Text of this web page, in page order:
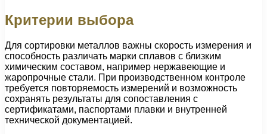
Критерии выбора
Для сортировки металлов важны скорость измерения и
способность различать марки сплавов с близким
химическим составом, например нержавеющие и
жаропрочные стали. При производственном контроле
требуется повторяемость измерений и возможность
сохранять результаты для сопоставления с
сертификатами, паспортами плавки и внутренней
технической документацией.